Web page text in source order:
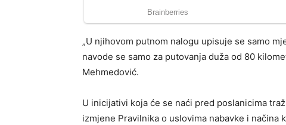
„U njihovom putnom nalogu upisuje se samo
navode se samo za putovanja duža od 80
Mehmedović.
U inicijativi koja će se naći pred poslanicima
izmjene Pravilnika o uslovima nabavke i